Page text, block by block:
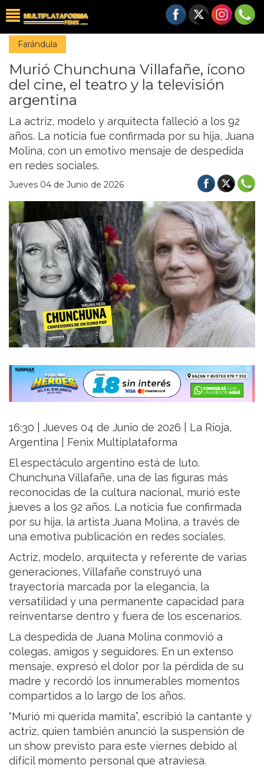
Farándula
Murió Chunchuna Villafañe, ícono
del cine, el teatro y la televisión
argentina
La actriz, modelo y arquitecta falleció a los 92
años. La noticia fue confirmada por su hija, Juana
Molina, con un emotivo mensaje de despedida
en redes sociales.
Jueves 04 de Junio de 2026
16:30 | Jueves 04 de Junio de 2026 | La Rioja,
Argentina | Fenix Multiplataforma
El espectáculo argentino está de luto.
Chunchuna Villafañe, una de las figuras más
reconocidas de la cultura nacional, murió este
jueves a los 92 años. La noticia fue confirmada
por su hija, la artista Juana Molina, a través de
una emotiva publicación en redes sociales.
Actriz, modelo, arquitecta y referente de varias
generaciones, Villafañe construyó una
trayectoria marcada por la elegancia, la
versatilidad y una permanente capacidad para
reinventarse dentro y fuera de los escenarios.
La despedida de Juana Molina conmovió a
colegas, amigos y seguidores. En un extenso
mensaje, expresó el dolor por la pérdida de su
madre y recordó los innumerables momentos
compartidos a lo largo de los años.
“Murió mi querida mamita”, escribió la cantante y
actriz, quien también anunció la suspensión de
un show previsto para este viernes debido al
difícil momento personal que atraviesa.